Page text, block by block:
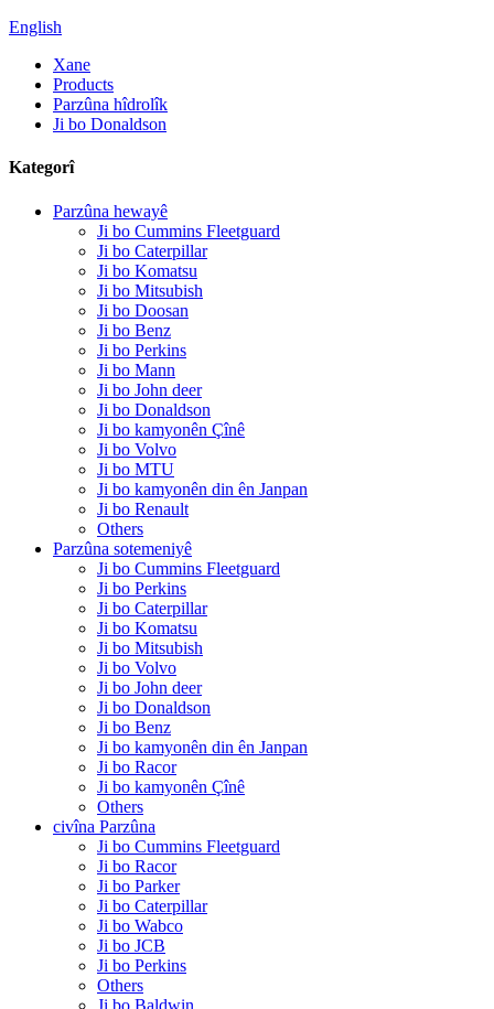
English
Xane
Products
Parzûna hîdrolîk
Ji bo Donaldson
Kategorî
Parzûna hewayê
Ji bo Cummins Fleetguard
Ji bo Caterpillar
Ji bo Komatsu
Ji bo Mitsubish
Ji bo Doosan
Ji bo Benz
Ji bo Perkins
Ji bo Mann
Ji bo John deer
Ji bo Donaldson
Ji bo kamyonên Çînê
Ji bo Volvo
Ji bo MTU
Ji bo kamyonên din ên Janpan
Ji bo Renault
Others
Parzûna sotemeniyê
Ji bo Cummins Fleetguard
Ji bo Perkins
Ji bo Caterpillar
Ji bo Komatsu
Ji bo Mitsubish
Ji bo Volvo
Ji bo John deer
Ji bo Donaldson
Ji bo Benz
Ji bo kamyonên din ên Janpan
Ji bo Racor
Ji bo kamyonên Çînê
Others
civîna Parzûna
Ji bo Cummins Fleetguard
Ji bo Racor
Ji bo Parker
Ji bo Caterpillar
Ji bo Wabco
Ji bo JCB
Ji bo Perkins
Others
Ji bo Baldwin